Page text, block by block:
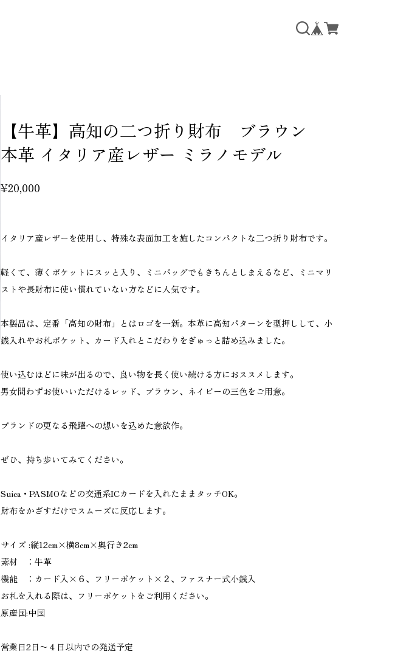
【牛革】高知の二つ折り財布 ブラウン
本革 イタリア産レザー ミラノモデル
¥20,000
イタリア産レザーを使用し、特殊な表面加工を施したコンパクトな二つ折り財布です。
軽くて、薄くポケットにスッと入り、ミニバッグでもきちんとしまえるなど、ミニマリ
ストや長財布に使い慣れていない方などに人気です。
本製品は、定番「高知の財布」とはロゴを一新。本革に高知パターンを型押しして、小
銭入れやお札ポケット、カード入れとこだわりをぎゅっと詰め込みました。
使い込むほどに味が出るので、良い物を長く使い続ける方におススメします。
男女問わずお使いいただけるレッド、ブラウン、ネイビーの三色をご用意。
ブランドの更なる飛躍への想いを込めた意欲作。
ぜひ、持ち歩いてみてください。
Suica・PASMOなどの交通系ICカードを入れたままタッチOK。
財布をかざすだけでスムーズに反応します。
サイズ :縦12cm×横8cm×奥行き2cm
素材 ：牛革
機能 ：カード入×６、フリーポケット×２、ファスナー式小銭入
お札を入れる際は、フリーポケットをご利用ください。
原産国:中国
営業日2日〜４日以内での発送予定